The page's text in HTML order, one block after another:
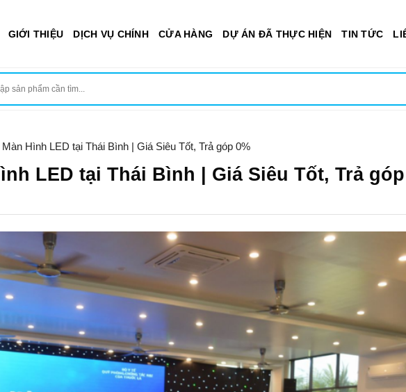
GIỚI THIỆU DỊCH VỤ CHÍNH CỬA HÀNG DỰ ÁN ĐÃ THỰC HIỆN TIN TỨC
Hình LED tại Thái Bình | Giá Siêu Tốt, Trả góp 0%
LED tại Thái Bình | Giá Siêu Tốt, Trả